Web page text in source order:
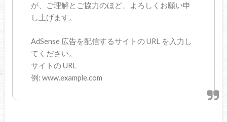
が、ご理解とご協力のほど、よろしくお願い申
し上げます。
AdSense 広告を配信するサイトの URL を入力し
てください。
サイトの URL
例: www.example.com